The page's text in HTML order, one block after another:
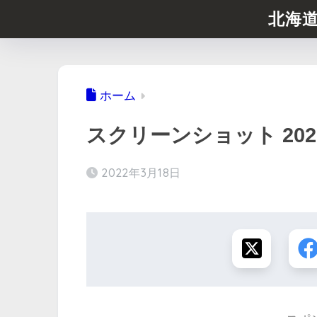
北海
ホーム
スクリーンショット
2022年3月18日